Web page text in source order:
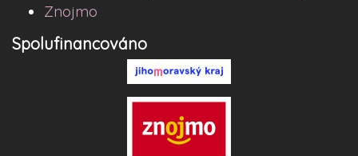
Znojmo
Spolufinancováno